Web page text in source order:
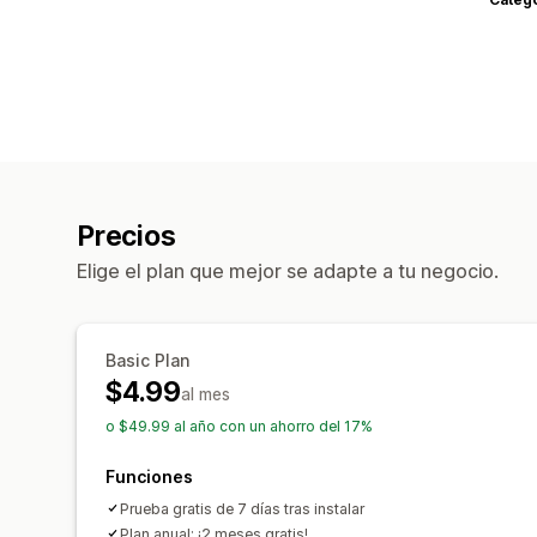
Precios
Elige el plan que mejor se adapte a tu negocio.
Basic Plan
$4.99al mes
o $49.99 al año con un ahorro del 17%
Funciones
Prueba gratis de 7 días tras instalar